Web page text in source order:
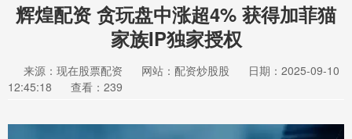
辉煌配资 贪玩盘中涨超4% 获得加菲猫
家族IP独家授权
来源：现在股票配资 网站：配资炒股股
日期：2025-09-10
12:45:18
查看：239